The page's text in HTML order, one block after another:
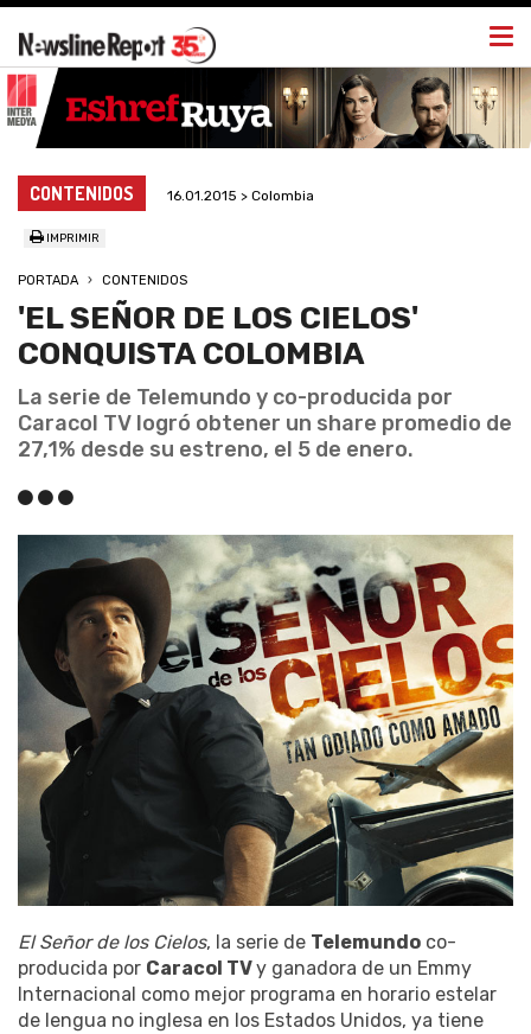
CONTENIDOS 16.01.2015 > Colombia
IMPRIMIR
PORTADA CONTENIDOS
'EL SEÑOR DE LOS CIELOS'
CONQUISTA COLOMBIA
La serie de Telemundo y co-producida por
Caracol TV logró obtener un share promedio de
27,1% desde su estreno, el 5 de enero.
El Señor de los Cielos, la serie de Telemundo co-
producida por Caracol TVy ganadora de un Emmy
Internacional como mejor programa en horario estelar
de lengua no inglesa en los Estados Unidos, ya tiene